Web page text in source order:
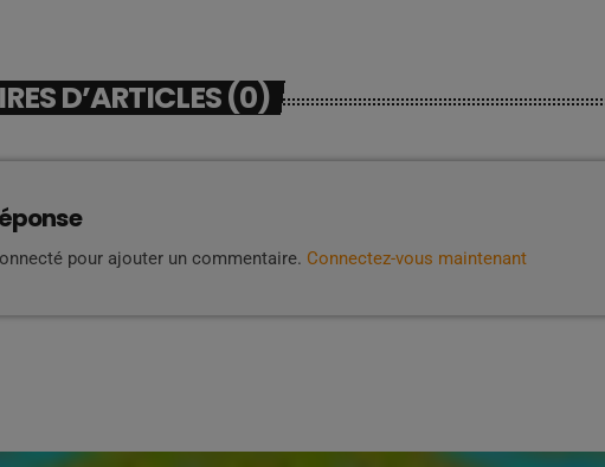
D’ARTICLES (0)
pour ajouter un commentaire. Connectez-vous maintenant